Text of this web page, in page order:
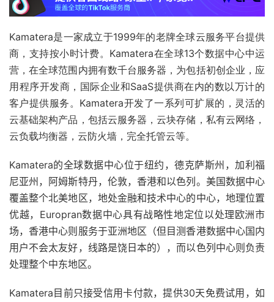
Kamatera是一家成立于1999年的老牌全球云服务平台提供
商，支持按小时计费。 Kamatera在全球13个数据中心中运
营，在全球范围内拥有数千台服务器，为包括初创企业，应
用程序开发商，国际企业和SaaS提供商在内的数以万计的
客户提供服务。 Kamatera开发了一系列可扩展的，灵活的
云基础架构产品，包括云服务器，云块存储，私有云网络，
云负载均衡器，云防火墙，完全托管云等。
Kamatera的全球数据中心位于纽约，德克萨斯州，加利福
尼亚州，阿姆斯特丹，伦敦，香港和以色列。美国数据中心
覆盖整个北美地区，地处金融和技术中心的中心，地理位置
优越，Europran数据中心具有战略性地定位以处理欧洲市
场，香港中心则服务于亚洲地区（但目测香港数据中心国内
用户不会太友好，线路是饶日本的），而以色列中心则负责
处理整个中东地区。
Kamatera目前只接受信用卡付款，提供30天免费试用，如